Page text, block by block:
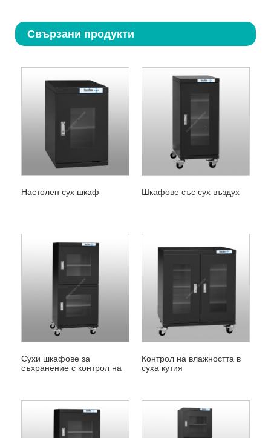
Свързани продукти
Настолен сух шкаф Шкафове със сух въздух
Сухи шкафове за
съхранение с контрол на
Контрол на влажността в
суха кутия